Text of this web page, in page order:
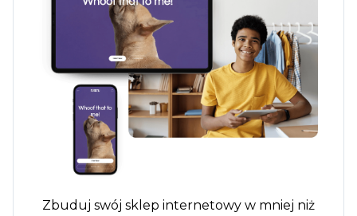
Zbuduj swój sklep internetowy w mniej niż